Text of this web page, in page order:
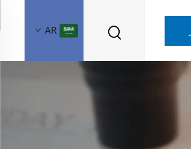
AR